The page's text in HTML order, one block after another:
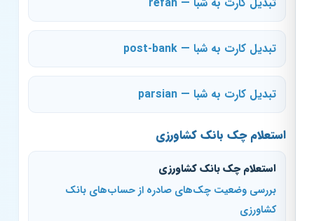
تبدیل کارت به شبا — post-bank
تبدیل کارت به شبا — parsian
استعلام چک بانک کشاورزی
استعلام چک بانک کشاورزی
بررسی وضعیت چک‌های صادره از حساب‌های بانک
کشاورزی